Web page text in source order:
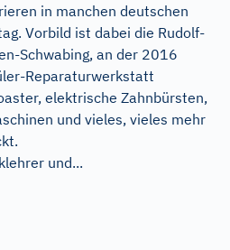
in manchen deutschen
Vorbild ist dabei die Rudolf-
Schwabing, an der 2016
Reparaturwerkstatt
elektrische Zahnbürsten,
und vieles, vieles mehr
und...